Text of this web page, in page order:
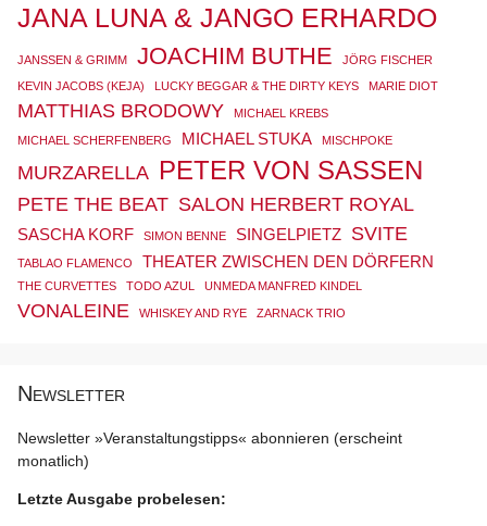
JANA LUNA & JANGO ERHARDO
JANSSEN & GRIMM JOACHIM BUTHE
JÖRG FISCHER
KEVIN JACOBS (KEJA)
LUCKY BEGGAR & THE DIRTY KEYS MARIE DIOT
MATTHIAS BRODOWY MICHAEL KREBS
MICHAEL SCHERFENBERG MICHAEL STUKA MISCHPOKE
MURZARELLA PETER VON SASSEN
PETE THE BEAT SALON HERBERT ROYAL
SASCHA KORF SIMON BENNE SINGELPIETZ SVITE
TABLAO FLAMENCO THEATER ZWISCHEN DEN DÖRFERN
THE CURVETTES TODO AZUL UNMEDA MANFRED KINDEL
VONALEINE WHISKEY AND RYE ZARNACK TRIO
Newsletter
Newsletter »Veranstaltungstipps« abonnieren (erscheint
monatlich)
Letzte Ausgabe probelesen: